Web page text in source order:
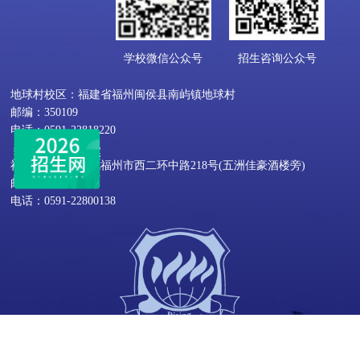
学校微信公众号 招生咨询公众号
地球村校区：福建省福州闽侯县南屿镇地球村
邮编：350109
电话：0591-22818220
福屿校区：福建省福州市西二环中路218号(五洲佳豪酒楼旁)
邮编：350002
电话：0591-22800138